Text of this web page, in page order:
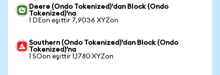
Deere (Ondo Tokenized)'dan Block (Ondo
Tokenized)'na
1 DEon eşittir 7,9036 XYZon
Southern (Ondo Tokenized)'dan Block (Ondo
Tokenized)'na
1 SOon eşittir 1,1780 XYZon